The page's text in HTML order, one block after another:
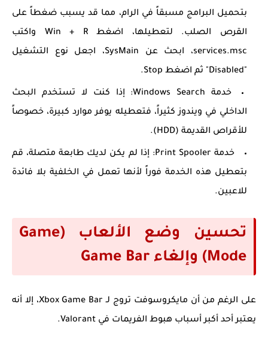
بتحميل البرامج مسبقاً في الرام، مما قد يسبب ضغطاً على
القرص الصلب. لتعطيلها، اضغطWin + R واكتب
services.msc
، ابحث عن SysMain، اجعل نوع التشغيل
"Disabled" ثم اضغط Stop.
خدمة Windows Search:
إذا كنت لا تستخدم البحث
الداخلي في ويندوز كثيراً، فتعطيله يوفر موارد كبيرة، خصوصاً
للأقراص القديمة (HDD).
خدمة Print Spooler:
إذا لم يكن لديك طابعة متصلة، قم
بتعطيل هذه الخدمة فوراً لأنها تعمل في الخلفية بلا فائدة
للاعبين.
تحسين وضع الألعاب (Game
Mode) وإلغاء Game Bar
على الرغم من أن مايكروسوفت تروج لـ Xbox Game Bar، إلا أنه
يعتبر أحد أكبر أسباب هبوط الفريمات في Valorant.